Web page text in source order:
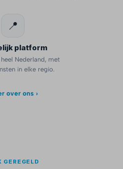
📍
platform
Nederland, met
in elke regio.
over ons ›
GEREGELD